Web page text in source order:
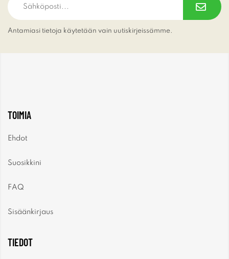
Antamiasi tietoja käytetään vain uutiskirjeissämme.
TOIMIA
Ehdot
Suosikkini
FAQ
Sisäänkirjaus
TIEDOT